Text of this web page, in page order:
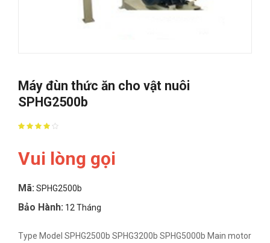
Máy đùn thức ăn cho vật nuôi
SPHG2500b
Vui lòng gọi
Mã: SPHG2500b
Bảo Hành: 12 Tháng
Type Model SPHG2500b SPHG3200b SPHG5000b Main motor